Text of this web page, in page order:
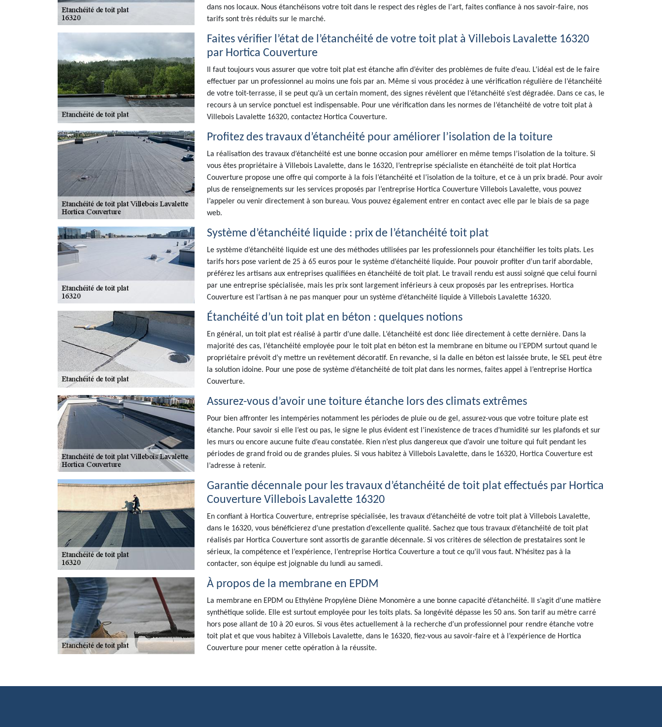
dans nos locaux. Nous étanchéisons votre toit dans le respect des règles de l'art, faites confiance à nos savoir-faire, nos
tarifs sont très réduits sur le marché.
Faites vérifier l’état de l’étanchéité de votre toit plat à Villebois Lavalette 16320
par Hortica Couverture
Il faut toujours vous assurer que votre toit plat est étanche afin d’éviter des problèmes de fuite d’eau. L’idéal est de le faire
effectuer par un professionnel au moins une fois par an. Même si vous procédez à une vérification régulière de l’étanchéité
de votre toit-terrasse, il se peut qu’à un certain moment, des signes révèlent que l’étanchéité s’est dégradée. Dans ce cas, le
recours à un service ponctuel est indispensable. Pour une vérification dans les normes de l’étanchéité de votre toit plat à
Villebois Lavalette 16320, contactez Hortica Couverture.
Profitez des travaux d’étanchéité pour améliorer l’isolation de la toiture
La réalisation des travaux d’étanchéité est une bonne occasion pour améliorer en même temps l’isolation de la toiture. Si
vous êtes propriétaire à Villebois Lavalette, dans le 16320, l’entreprise spécialiste en étanchéité de toit plat Hortica
Couverture propose une offre qui comporte à la fois l’étanchéité et l’isolation de la toiture, et ce à un prix bradé. Pour avoir
plus de renseignements sur les services proposés par l’entreprise Hortica Couverture Villebois Lavalette, vous pouvez
l’appeler ou venir directement à son bureau. Vous pouvez également entrer en contact avec elle par le biais de sa page
web.
Système d’étanchéité liquide : prix de l’étanchéité toit plat
Le système d’étanchéité liquide est une des méthodes utilisées par les professionnels pour étanchéifier les toits plats. Les
tarifs hors pose varient de 25 à 65 euros pour le système d’étanchéité liquide. Pour pouvoir profiter d’un tarif abordable,
préférez les artisans aux entreprises qualifiées en étanchéité de toit plat. Le travail rendu est aussi soigné que celui fourni
par une entreprise spécialisée, mais les prix sont largement inférieurs à ceux proposés par les entreprises. Hortica
Couverture est l’artisan à ne pas manquer pour un système d’étanchéité liquide à Villebois Lavalette 16320.
Étanchéité d’un toit plat en béton : quelques notions
En général, un toit plat est réalisé à partir d’une dalle. L’étanchéité est donc liée directement à cette dernière. Dans la
majorité des cas, l’étanchéité employée pour le toit plat en béton est la membrane en bitume ou l’EPDM surtout quand le
propriétaire prévoit d’y mettre un revêtement décoratif. En revanche, si la dalle en béton est laissée brute, le SEL peut être
la solution idoine. Pour une pose de système d’étanchéité de toit plat dans les normes, faites appel à l’entreprise Hortica
Couverture.
Assurez-vous d’avoir une toiture étanche lors des climats extrêmes
Pour bien affronter les intempéries notamment les périodes de pluie ou de gel, assurez-vous que votre toiture plate est
étanche. Pour savoir si elle l’est ou pas, le signe le plus évident est l’inexistence de traces d’humidité sur les plafonds et sur
les murs ou encore aucune fuite d’eau constatée. Rien n’est plus dangereux que d’avoir une toiture qui fuit pendant les
périodes de grand froid ou de grandes pluies. Si vous habitez à Villebois Lavalette, dans le 16320, Hortica Couverture est
l’adresse à retenir.
Garantie décennale pour les travaux d’étanchéité de toit plat effectués par Hortica
Couverture Villebois Lavalette 16320
En confiant à Hortica Couverture, entreprise spécialisée, les travaux d’étanchéité de votre toit plat à Villebois Lavalette,
dans le 16320, vous bénéficierez d’une prestation d’excellente qualité. Sachez que tous travaux d’étanchéité de toit plat
réalisés par Hortica Couverture sont assortis de garantie décennale. Si vos critères de sélection de prestataires sont le
sérieux, la compétence et l’expérience, l’entreprise Hortica Couverture a tout ce qu’il vous faut. N’hésitez pas à la
contacter, son équipe est joignable du lundi au samedi.
À propos de la membrane en EPDM
La membrane en EPDM ou Ethylène Propylène Diène Monomère a une bonne capacité d’étanchéité. Il s’agit d’une matière
synthétique solide. Elle est surtout employée pour les toits plats. Sa longévité dépasse les 50 ans. Son tarif au mètre carré
hors pose allant de 10 à 20 euros. Si vous êtes actuellement à la recherche d’un professionnel pour rendre étanche votre
toit plat et que vous habitez à Villebois Lavalette, dans le 16320, fiez-vous au savoir-faire et à l’expérience de Hortica
Couverture pour mener cette opération à la réussite.